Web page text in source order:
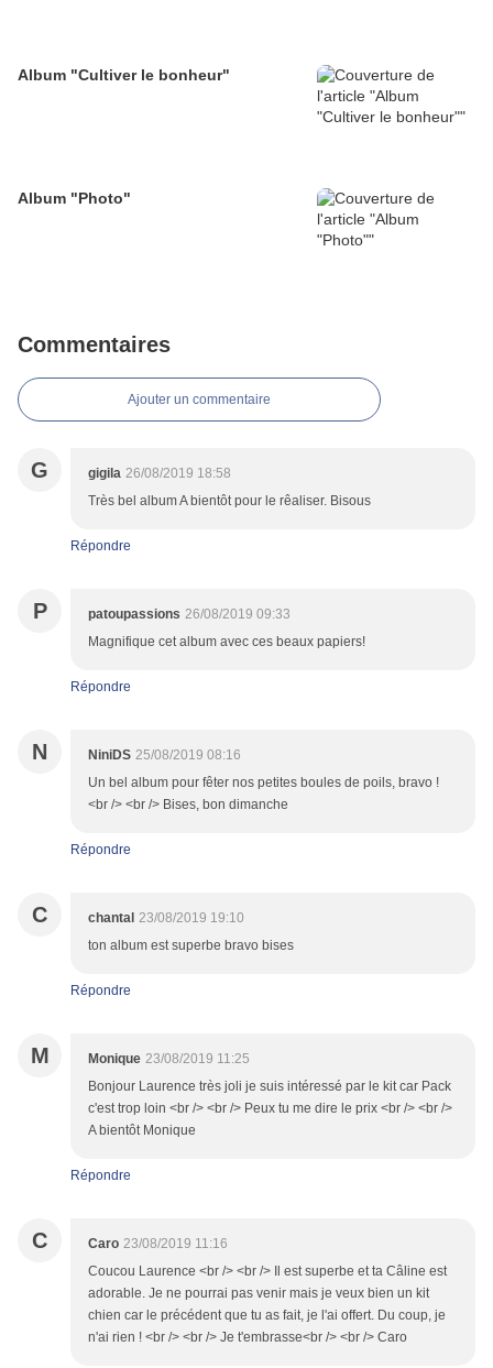
Album "Cultiver le bonheur"
Album "Photo"
Commentaires
Ajouter un commentaire
G gigila 26/08/2019 18:58
Très bel album A bientôt pour le rêaliser. Bisous
Répondre
P patoupassions 26/08/2019 09:33
Magnifique cet album avec ces beaux papiers!
Répondre
N NiniDS 25/08/2019 08:16
Un bel album pour fêter nos petites boules de poils, bravo !
<br /> <br /> Bises, bon dimanche
Répondre
C chantal 23/08/2019 19:10
ton album est superbe bravo bises
Répondre
M Monique 23/08/2019 11:25
Bonjour Laurence très joli je suis intéressé par le kit car Pack
c'est trop loin <br /> <br /> Peux tu me dire le prix <br /> <br />
A bientôt Monique
Répondre
C Caro 23/08/2019 11:16
Coucou Laurence <br /> <br /> Il est superbe et ta Câline est
adorable. Je ne pourrai pas venir mais je veux bien un kit
chien car le précédent que tu as fait, je l'ai offert. Du coup, je
n'ai rien ! <br /> <br /> Je t'embrasse<br /> <br /> Caro